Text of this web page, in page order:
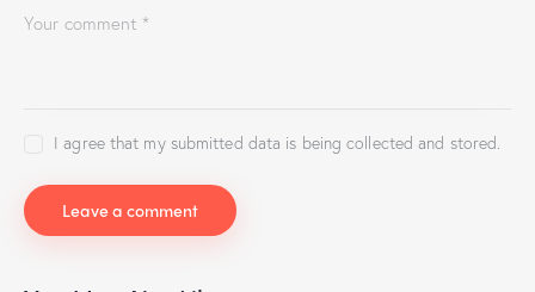
I agree that my submitted data is being collected and stored.